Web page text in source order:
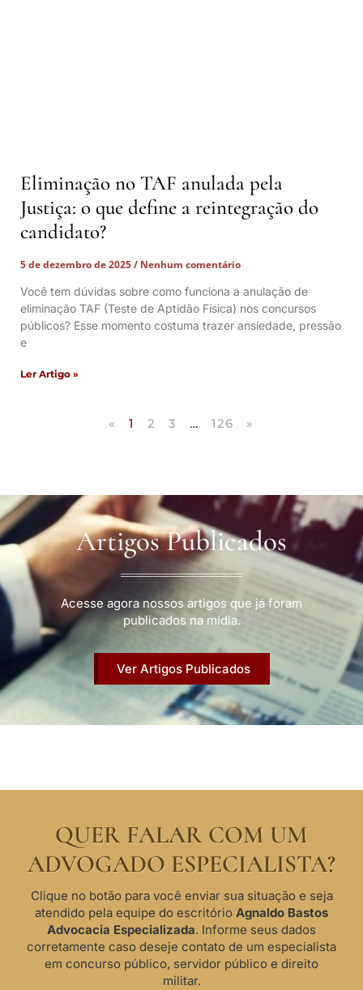
Eliminação no TAF anulada pela
Justiça: o que define a reintegração do
candidato?
5 de dezembro de 2025
Nenhum comentário
Você tem dúvidas sobre como funciona a anulação de
eliminação TAF (Teste de Aptidão Física) nos concursos
públicos? Esse momento costuma trazer ansiedade, pressão
e
Ler Artigo »
« 1 2 3 … 126 »
Artigos Publicados
Acesse agora nossos artigos que já foram
publicados na mídia.
Ver Artigos Publicados
QUER FALAR COM UM
ADVOGADO ESPECIALISTA?
Clique no botão para você enviar sua situação e seja
atendido pela equipe do escritório Agnaldo Bastos
Advocacia Especializada. Informe seus dados
corretamente caso deseje contato de um especialista
em concurso público, servidor público e direito
militar.